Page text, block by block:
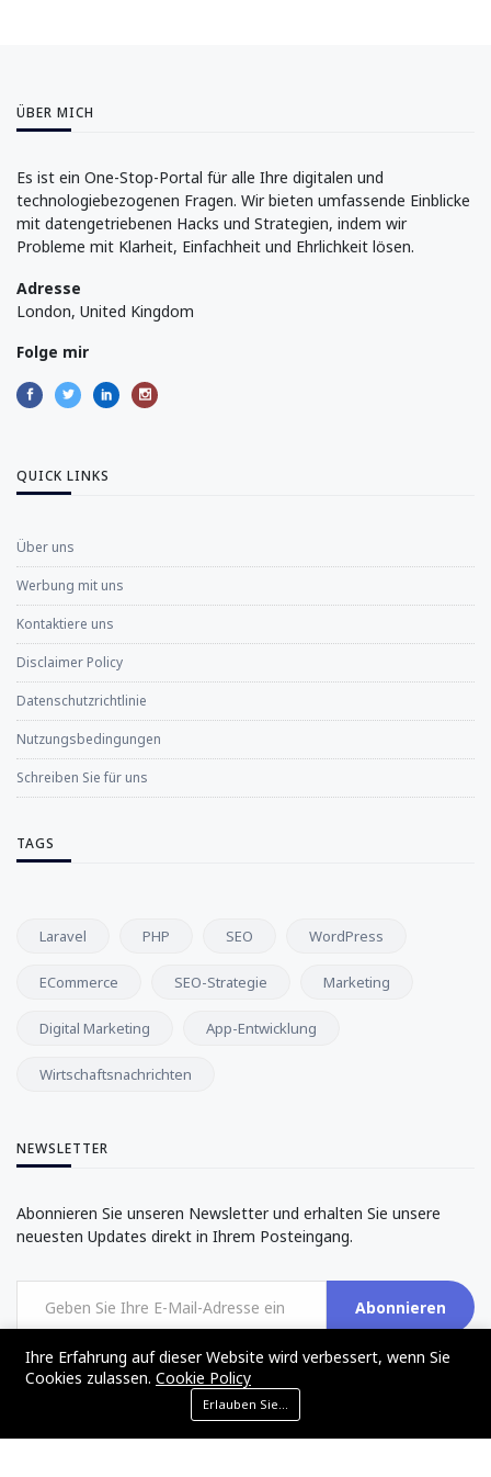
ÜBER MICH
Es ist ein One-Stop-Portal für alle Ihre digitalen und
technologiebezogenen Fragen. Wir bieten umfassende Einblicke
mit datengetriebenen Hacks und Strategien, indem wir
Probleme mit Klarheit, Einfachheit und Ehrlichkeit lösen.
Adresse
London, United Kingdom
Folge mir
QUICK LINKS
Über uns
Werbung mit uns
Kontaktiere uns
Disclaimer Policy
Datenschutzrichtlinie
Nutzungsbedingungen
Schreiben Sie für uns
TAGS
Laravel PHP SEO WordPress
ECommerce SEO-Strategie Marketing
Digital Marketing App-Entwicklung
Wirtschaftsnachrichten
NEWSLETTER
Abonnieren Sie unseren Newsletter und erhalten Sie unsere
neuesten Updates direkt in Ihrem Posteingang.
Abonnieren
Ihre Erfahrung auf dieser Website wird verbessert, wenn Sie
Cookies zulassen. Cookie Policy
Erlauben Sie Cookies